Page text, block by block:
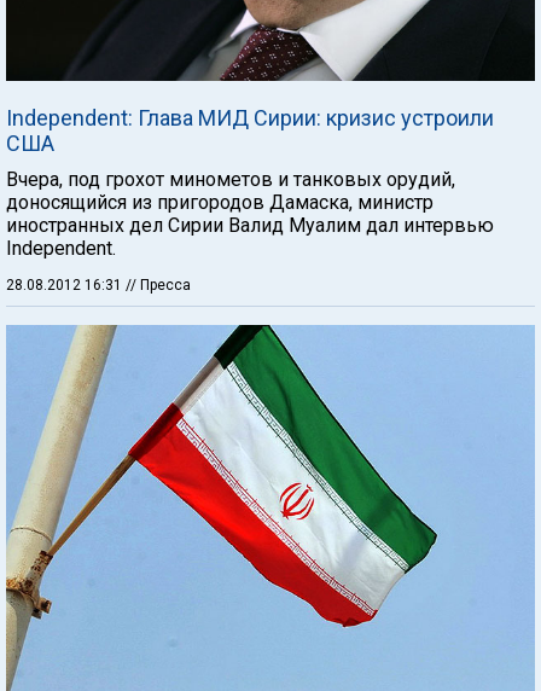
Independent: Глава МИД Сирии: кризис устроили
США
Вчера, под грохот минометов и танковых орудий,
доносящийся из пригородов Дамаска, министр
иностранных дел Сирии Валид Муалим дал интервью
Independent.
28.08.2012 16:31 // Пресса